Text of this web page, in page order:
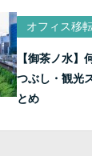
オフィス移
【御茶ノ水】
つぶし・観光
とめ